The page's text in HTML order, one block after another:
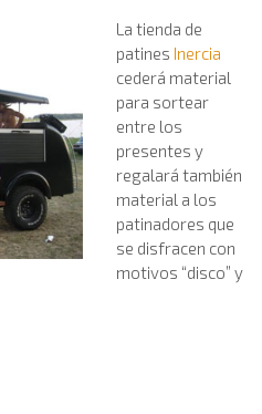
La tienda de
patines Inercia
cederá material
para sortear
entre los
presentes y
regalará también
material a los
patinadores que
se disfracen con
motivos “disco” y